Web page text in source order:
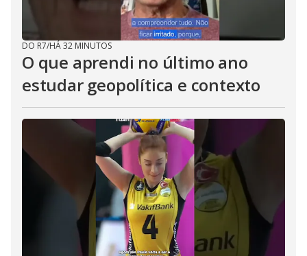
DO R7/HÁ 32 MINUTOS
O que aprendi no último ano
estudar geopolítica e contexto